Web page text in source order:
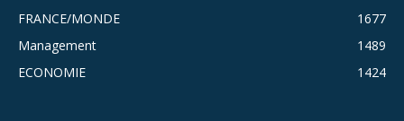
FRANCE/MONDE
1677
Management
1489
ECONOMIE
1424